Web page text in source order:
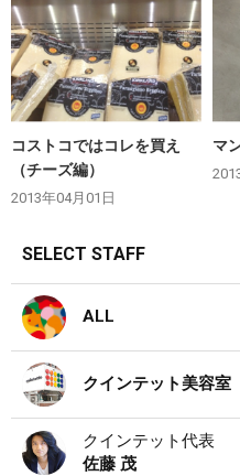
コストコではコレを買え
（チーズ編）
2013年04月01日
マ
SELECT STAFF
ALL
クインテット美容室
クインテット代表
佐藤 茂